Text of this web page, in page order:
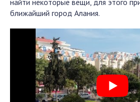
найти некоторые вещи, для этого
ближайший город Алания.